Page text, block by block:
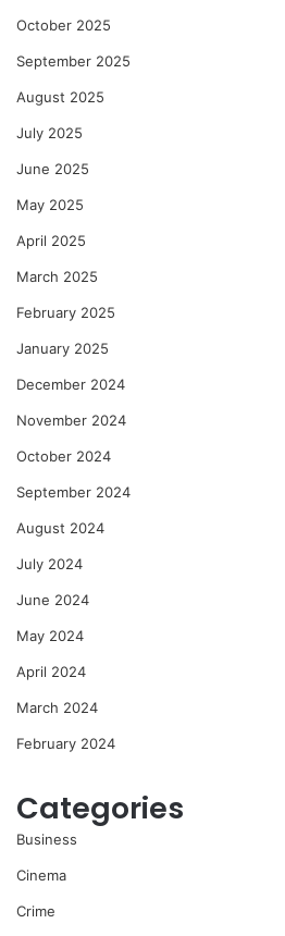
October 2025
September 2025
August 2025
July 2025
June 2025
May 2025
April 2025
March 2025
February 2025
January 2025
December 2024
November 2024
October 2024
September 2024
August 2024
July 2024
June 2024
May 2024
April 2024
March 2024
February 2024
Categories
Business
Cinema
Crime